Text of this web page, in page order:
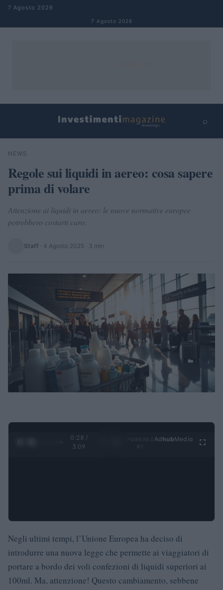
Salta al contenuto
7 Agosto 2026
7 Agosto 2026
⌕
Cerca
NEWS
Regole sui liquidi in aereo: cosa sapere
prima di volare
Attenzione ai liquidi in aereo: le nuove normative europee
potrebbero costarti caro.
Staff · 4 Agosto 2025 · 3 min
0:29 /
3:09
Ad hubMedia
Negli ultimi tempi, l’Unione Europea ha deciso di
introdurre una nuova legge che permette ai viaggiatori di
portare a bordo dei voli confezioni di liquidi superiori ai
100ml. Ma, attenzione! Questo cambiamento, sebbene